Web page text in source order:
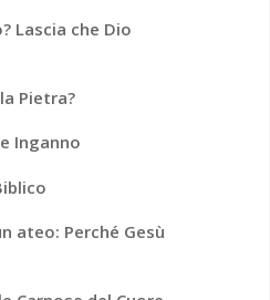
Lascia che Dio
Pietra?
Inganno
ateo: Perché Gesù